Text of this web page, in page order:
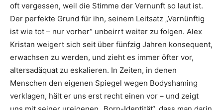
oft vergessen, weil die Stimme der Vernunft so laut ist.
Der perfekte Grund für ihn, seinem Leitsatz „Vernünftig
ist wie tot – nur vorher“ unbeirrt weiter zu folgen. Alex
Kristan weigert sich seit über fünfzig Jahren konsequent,
erwachsen zu werden, und zieht es immer öfter vor,
altersadäquat zu eskalieren. In Zeiten, in denen
Menschen den eigenen Spiegel wegen Bodyshaming
verklagen, hält er uns erst recht einen vor – und zeigt